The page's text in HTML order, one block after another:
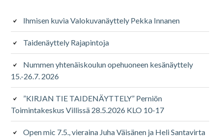
Ihmisen kuvia Valokuvanäyttely Pekka Innanen
Taidenäyttely Rajapintoja
Nummen yhtenäiskoulun opehuoneen kesänäyttely
15.-26.7. 2026
”KIRJAN TIE TAIDENÄYTTELY” Perniön
Toimintakeskus Villissä 28.5.2026 KLO 10-17
Open mic 7.5., vieraina Juha Väisänen ja Heli Santavirta